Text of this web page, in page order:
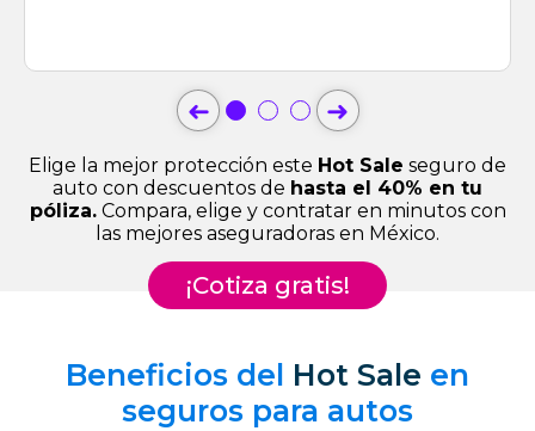
➜ ➜
Elige la mejor protección este Hot Sale seguro de
auto con descuentos de hasta el 40% en tu
póliza.Compara, elige y contratar en minutos con
las mejores aseguradoras en México.
¡Cotiza gratis!
Beneficios del Hot Sale en
seguros para autos